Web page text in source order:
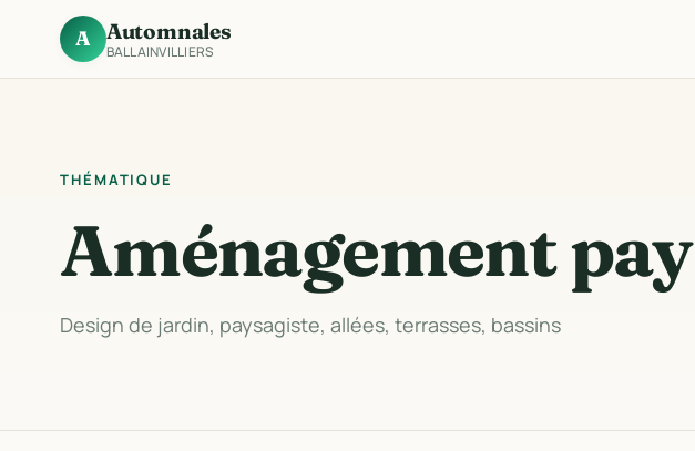
A Automnales
BALLAINVILLIERS
THÉMATIQUE
Aménagement
Design de jardin, paysagiste, allées, terrasses, bassins